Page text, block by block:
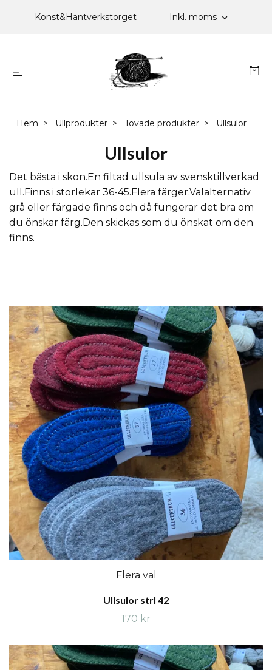
Konst&Hantverkstorget Inkl. moms
Hem Ullprodukter Tovade produkter Ullsulor
Ullsulor
Det bästa i skon.En filtad ullsula av svensktillverkad
ull.Finns i storlekar 36-45.Flera färger.Valalternativ
grå eller färgade finns och då fungerar det bra om
du önskar färg.Den skickas som du önskat om den
finns.
Flera val
Ullsulor strl 42
170 kr